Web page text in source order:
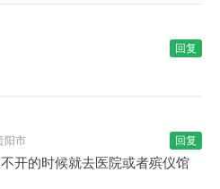
回复
阳市 回复
开的时候就去医院或者殡仪馆